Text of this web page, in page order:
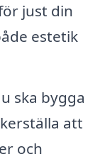
just din
estetik
ska bygga
att
och